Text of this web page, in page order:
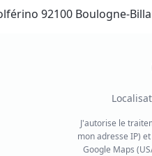
92100 Boulogne-
J'autorise le
mon adresse IP)
Google Maps